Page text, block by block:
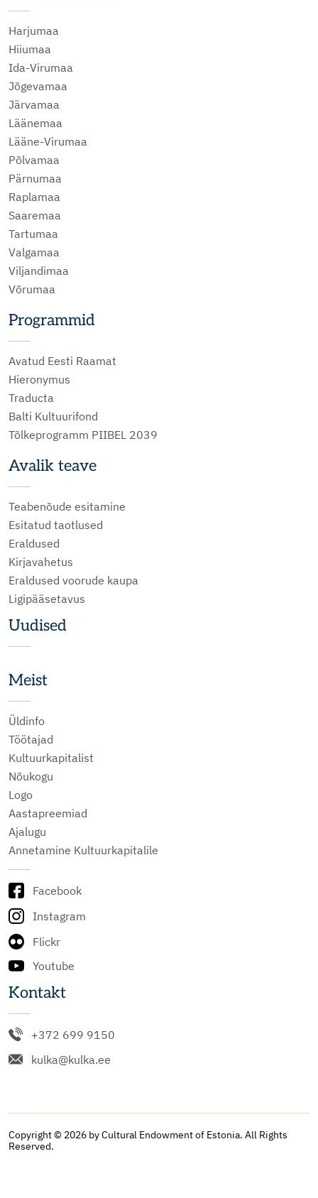
Harjumaa
Hiiumaa
Ida-Virumaa
Jõgevamaa
Järvamaa
Läänemaa
Lääne-Virumaa
Põlvamaa
Pärnumaa
Raplamaa
Saaremaa
Tartumaa
Valgamaa
Viljandimaa
Võrumaa
Programmid
Avatud Eesti Raamat
Hieronymus
Traducta
Balti Kultuurifond
Tõlkeprogramm PIIBEL 2039
Avalik teave
Teabenõude esitamine
Esitatud taotlused
Eraldused
Kirjavahetus
Eraldused voorude kaupa
Ligipääsetavus
Uudised
Meist
Üldinfo
Töötajad
Kultuurkapitalist
Nõukogu
Logo
Aastapreemiad
Ajalugu
Annetamine Kultuurkapitalile
Facebook
Instagram
Flickr
Youtube
Kontakt
+372 699 9150
kulka@kulka.ee
Copyright © 2026 by Cultural Endowment of Estonia. All Rights
Reserved.